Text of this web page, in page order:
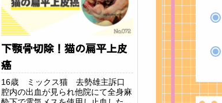
下顎骨切除！猫の扁平上皮
癌
16歳 ミックス猫 去勢雄主訴口
腔内の出血が見られ他院にて全身麻